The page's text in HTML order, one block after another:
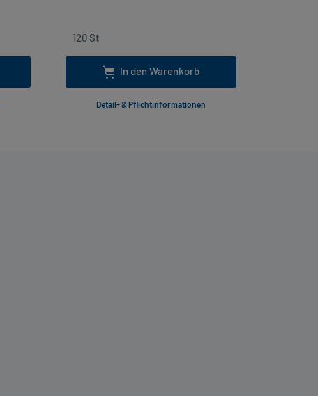
In den Warenkorb
Detail- & Pflichtinformationen